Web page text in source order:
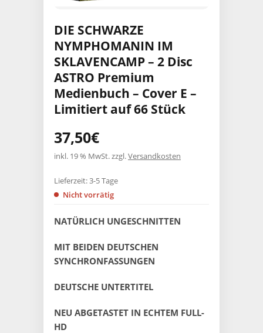
DIE SCHWARZE
NYMPHOMANIN IM
SKLAVENCAMP – 2 Disc
ASTRO Premium
Medienbuch – Cover E –
Limitiert auf 66 Stück
37,50€
inkl. 19 % MwSt.zzgl.Versandkosten
NATÜRLICH UNGESCHNITTEN
MIT BEIDEN DEUTSCHEN
SYNCHRONFASSUNGEN
DEUTSCHE UNTERTITEL
NEU ABGETASTET IN ECHTEM FULL-
HD
Lieferzeit:3-5 Tage
Nicht vorrätig